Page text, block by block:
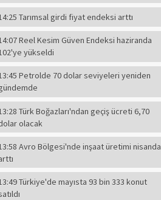
Tarımsal girdi fiyat endeksi arttı
Reel Kesim Güven Endeksi haziranda
yükseldi
Petrolde 70 dolar seviyeleri yeniden
Türk Boğazları'ndan geçiş ücreti 6,70
olacak
Avro Bölgesi'nde inşaat üretimi nisanda
Türkiye'de mayısta 93 bin 333 konut